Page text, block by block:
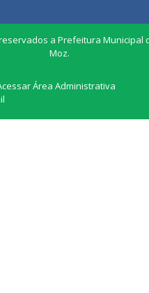
a Prefeitura Municipal
Moz.
Área Administrativa